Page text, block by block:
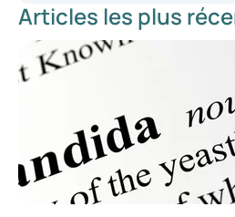
Hypertensie (umcg.nl)
Ik wil gezond eten | Thuisarts.nl
Alcohol | Thuisarts.nl
https://www.hartstichting.nl/
bloeddruk/5-tips-om-je-
dieet-verlaagt-bloeddruk
https://www.healthline.com/
Articles les plus